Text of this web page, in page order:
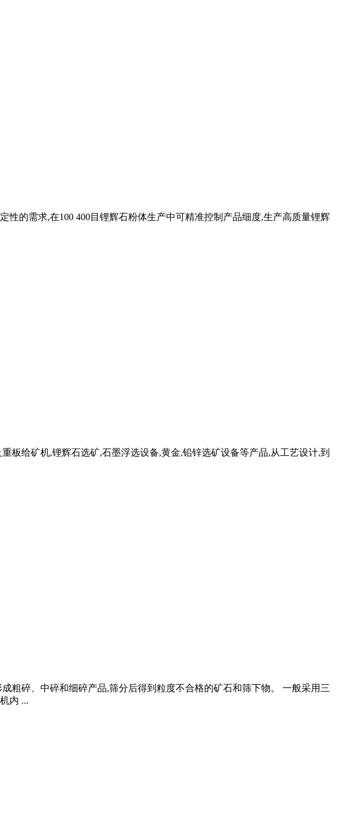
的需求,在100 400目锂辉石粉体生产中可精准控制产品细度,生产高质量锂辉
板给矿机,锂辉石选矿,石墨浮选设备,黄金,铅锌选矿设备等产品,从工艺设计,到
粗碎、中碎和细碎产品,筛分后得到粒度不合格的矿石和筛下物。 一般采用三
内 ...